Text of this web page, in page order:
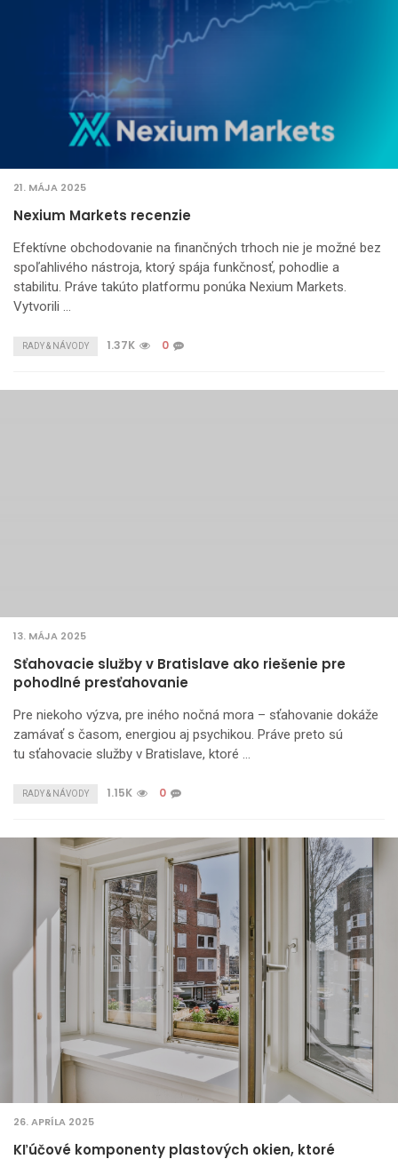
21. MÁJA 2025
Nexium Markets recenzie
Efektívne obchodovanie na finančných trhoch nie je možné bez
spoľahlivého nástroja, ktorý spája funkčnosť, pohodlie a
stabilitu. Práve takúto platformu ponúka Nexium Markets.
Vytvorili …
RADY & NÁVODY 1.37K 0
13. MÁJA 2025
Sťahovacie služby v Bratislave ako riešenie pre
pohodlné presťahovanie
Pre niekoho výzva, pre iného nočná mora – sťahovanie dokáže
zamávať s časom, energiou aj psychikou. Práve preto sú
tu sťahovacie služby v Bratislave, ktoré …
RADY & NÁVODY 1.15K 0
26. APRÍLA 2025
Kľúčové komponenty plastových okien, ktoré